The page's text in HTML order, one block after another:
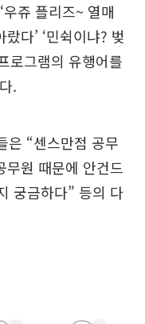
우쥬 플리즈~ 열매
다’ ‘민쉭이냐? 벚
로그램의 유행어를
.
은 “센스만점 공무
무원 때문에 안건드
궁금하다” 등의 다